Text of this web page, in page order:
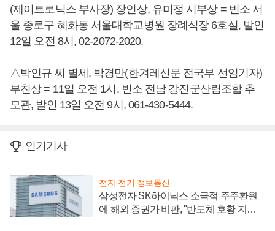
(제이트로닉스 부사장) 장인상, 유미정 시부상 = 빈소 서
울 종로구 혜화동 서울대학교병원 장례식장 6호실, 발인
12일 오전 8시, 02-2072-2020.
△박인규 씨 별세, 박경만(한겨레신문 전국부 선임기자)
부친상 = 11일 오전 1시, 빈소 전남 강진군산림조합 추
모관, 발인 13일 오전 9시, 061-430-5444.
인기기사
전자·전기·정보통신
삼성전자 SK하이닉스 소극적 주주환원
에 해외 증권가 비판, "반도체 호황 지속